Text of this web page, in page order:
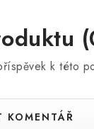
k této
KOMENTÁŘ